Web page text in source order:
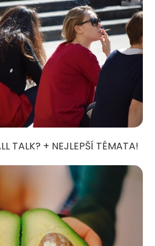
TALK? + NEJLEPŠÍ TÉMATA!